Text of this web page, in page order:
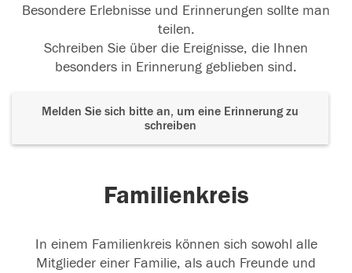
09.08.2025
Besondere Erlebnisse und Erinnerungen sollte man
teilen.
Schreiben Sie über die Ereignisse, die Ihnen
besonders in Erinnerung geblieben sind.
Melden Sie sich bitte an, um eine Erinnerung zu
schreiben
Familienkreis
In einem Familienkreis können sich sowohl alle
Mitglieder einer Familie, als auch Freunde und